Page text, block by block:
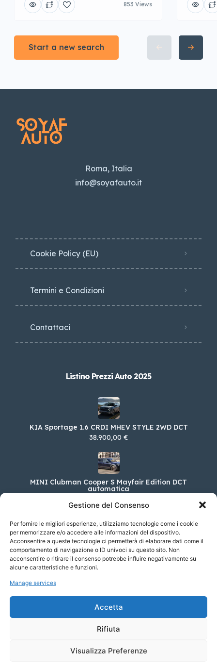
Gestione del Consenso
Per fornire le migliori esperienze, utilizziamo tecnologie come i cookie
per memorizzare e/o accedere alle informazioni del dispositivo.
Acconsentire a queste tecnologie ci permetterà di elaborare dati come il
comportamento di navigazione o ID univoci su questo sito. Non
acconsentire o ritirare il consenso potrebbe influire negativamente su
alcune caratteristiche e funzioni.
Manage services
Accetta
Rifiuta
Visualizza Preferenze
853 Views
Start a new search
Roma, Italia
info@soyafauto.it
Cookie Policy (EU)
Termini e Condizioni
Contattaci
Listino Prezzi Auto 2025
KIA Sportage 1.6 CRDI MHEV STYLE 2WD DCT
38.900,00 €
MINI Clubman Cooper S Mayfair Edition DCT
automatica
Lexus Nuovo RX 450h+ Plug-In Hybrid Luxury
MY24
98.000,00 €
Subaru Forester 2.0 e-Boxer 4dventure auto